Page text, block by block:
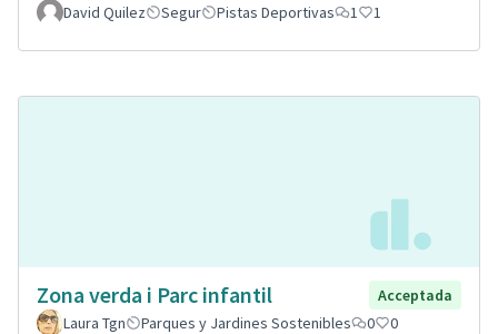
David Quilez Segur Pistas Deportivas 1 1
Zona verda i Parc infantil
Acceptada
Laura Tgn
Parques y Jardines Sostenibles 0 0